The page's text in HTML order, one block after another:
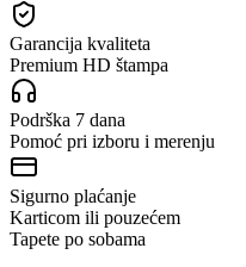
Garancija kvaliteta
Premium HD štampa
Podrška 7 dana
Pomoć pri izboru i merenju
Sigurno plaćanje
Karticom ili pouzećem
Tapete po sobama